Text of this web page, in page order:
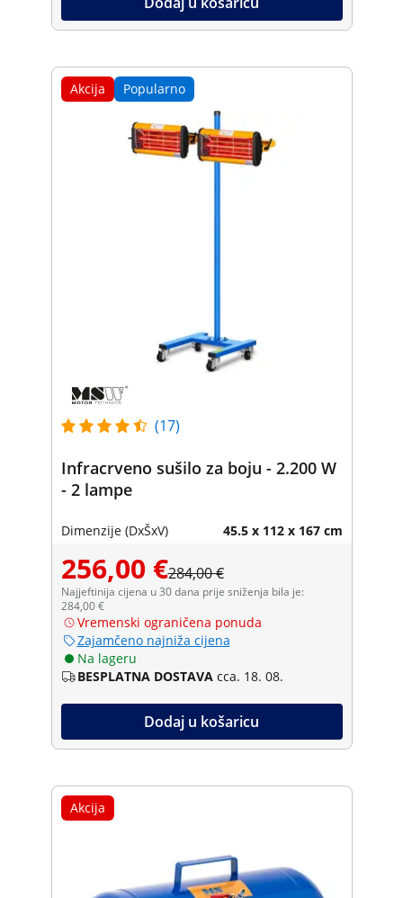
Akcija Popularno
(17)
Infracrveno sušilo za boju - 2.200 W
- 2 lampe
Dimenzije (DxŠxV) 45.5 x 112 x 167 cm
256,00 €284,00 €
Najjeftinija cijena u 30 dana prije sniženja bila je:
284,00 €
Vremenski ograničena ponuda
Zajamčeno najniža cijena
Na lageru
BESPLATNA DOSTAVA cca. 18. 08.
Dodaj u košaricu
Akcija